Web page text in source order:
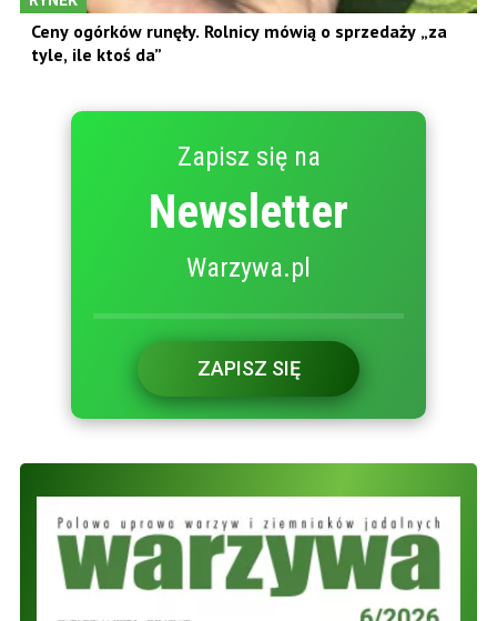
Ceny ogórków runęły. Rolnicy mówią o sprzedaży „za
tyle, ile ktoś da”
Zapisz się na
Newsletter
Warzywa.pl
ZAPISZ SIĘ